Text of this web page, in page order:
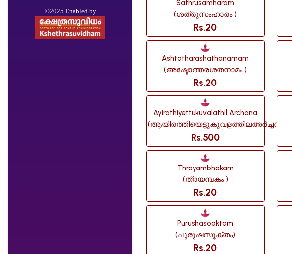
©2025 Enabled by
Sathrusamharam
(ശത്രുസംഹാരം )
Rs.20
Ashtotharashathanamam
(അഷ്ടോത്തരശതനാമം )
Rs.20
Ayirathiyettukuvalathil Archana
(ആയിരത്തിയെട്ടുകൂവളത്തിലഅർച്ചന)
Rs.500
Thrayambhakam
(ത്രയമ്പകം )
Rs.20
Purushasooktam
(പുരുഷസൂക്തം)
Rs.20